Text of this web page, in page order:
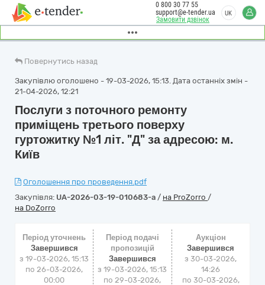
Замовити дзвінок
0 800 30 77 55
support@e-tender.ua
UK
Повернутись назад
Закупівлю оголошено - 19-03-2026, 15:13. Дата останніх змін -
21-04-2026, 12:21
Послуги з поточного ремонту
приміщень третього поверху
гуртожитку №1 літ. "Д" за адресою: м.
Київ
Оголошення про проведення.pdf
Закупівля: UA-2026-03-19-010683-a / на ProZorro /
на DoZorro
Період уточнень
Завершився
з 19-03-2026, 15:13
по 26-03-2026,
00:00
Період подачі
пропозицій
Завершився
з 19-03-2026, 15:13
по 29-03-2026,
Аукціон
Завершився
з30-03-2026,
14:26
по 30-03-2026,